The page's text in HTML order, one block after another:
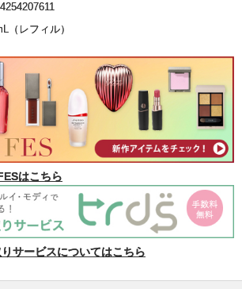
（レフィル）
はこちら
サービスについてはこちら